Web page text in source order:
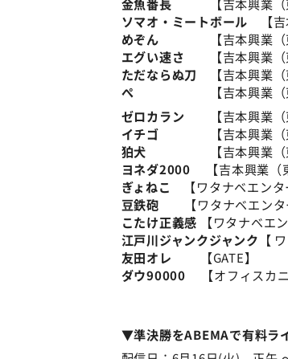
ソマオ・ミートボール 【吉
めぞん 【吉本興業（東
エグい速さ
【吉本興業（
ただならぬ刀 【吉本興業（
ぺ 【吉本興業（東
ゼロカラン 【吉本興業（
イチゴ
【吉本興業（東
狛犬
【吉本興業（東
ヨネダ2000 【吉本興業（
ぎょねこ
【ワタナベエンタ
豆鉄砲 【ワタナベエンタ
こたけ正義感
【ワタナベエ
江戸川ジャンクジャンク 【
友田オレ 【GATE】
ダウ90000 【オフィスカニ
▼準決勝をABEMAで有料ラ